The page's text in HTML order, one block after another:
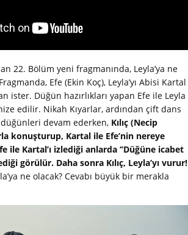
22. Bölüm yeni fragmanında, Leyla’ya ne
Efe (Ekin Koç), Leyla’yı Abisi Kartal
ister. Düğün hazırlıkları yapan Efe ile Leyla
edilir. Nikah Kıyarlar, ardından çift dans
devam ederken, Kılıç (Necip
konuşturup, Kartal ile Efe’nin nereye
ile Kartal’ı izlediği anlarda ‘’Düğüne icabet
görülür. Daha sonra Kılıç, Leyla’yı vurur!
ne olacak? Cevabı büyük bir merakla